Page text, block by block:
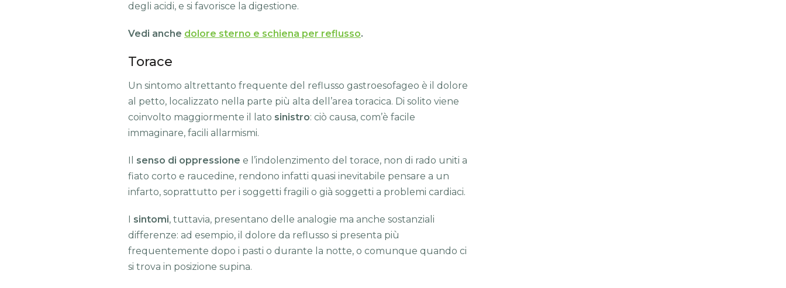
degli acidi, e si favorisce la digestione.
Vedi anche dolore sterno e schiena per reflusso.
Torace
Un sintomo altrettanto frequente del reflusso gastroesofageo è il dolore
al petto, localizzato nella parte più alta dell’area toracica. Di solito viene
coinvolto maggiormente il lato sinistro: ciò causa, com’è facile
immaginare, facili allarmismi.
senso di oppressione e l’indolenzimento del torace, non di rado uniti a
fiato corto e raucedine, rendono infatti quasi inevitabile pensare a un
infarto, soprattutto per i soggetti fragili o già soggetti a problemi cardiaci.
sintomi, tuttavia, presentano delle analogie ma anche sostanziali
differenze: ad esempio, il dolore da reflusso si presenta più
frequentemente dopo i pasti o durante la notte, o comunque quando ci
si trova in posizione supina.